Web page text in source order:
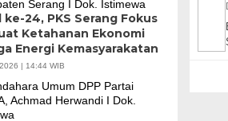
ke-24, PKS Serang Fokus
Ketahanan Ekonomi
Energi Kemasyarakatan
| 14:44 WIB